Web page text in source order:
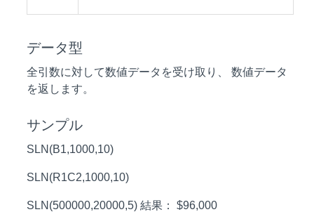
データ型
全引数に対して数値データを受け取り、 数値データ
を返します。
サンプル
SLN(B1,1000,10)
SLN(R1C2,1000,10)
SLN(500000,20000,5) 結果： $96,000